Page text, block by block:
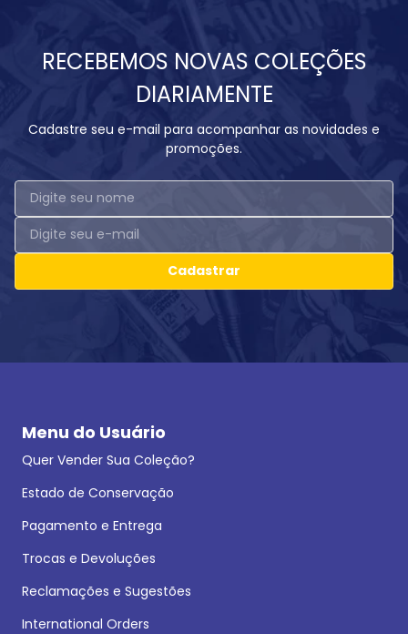
RECEBEMOS NOVAS COLEÇÕES
DIARIAMENTE
Cadastre seu e-mail para acompanhar as novidades e
promoções.
Cadastrar
Menu do Usuário
Quer Vender Sua Coleção?
Estado de Conservação
Pagamento e Entrega
Trocas e Devoluções
Reclamações e Sugestões
International Orders